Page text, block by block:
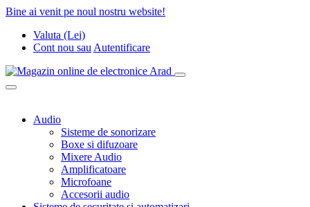
Bine ai venit pe noul nostru website!
Valuta (Lei)
Cont nou sau Autentificare
Audio
Sisteme de sonorizare
Boxe si difuzoare
Mixere Audio
Amplificatoare
Microfoane
Accesorii audio